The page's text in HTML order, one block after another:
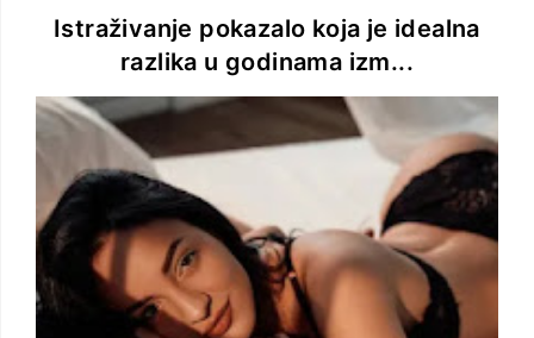
Istraživanje pokazalo koja je idealna
razlika u godinama izm...